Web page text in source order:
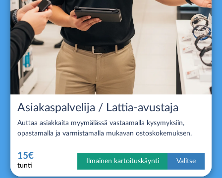
Asiakaspalvelija / Lattia-avustaja
Auttaa asiakkaita myymälässä vastaamalla kysymyksiin,
opastamalla ja varmistamalla mukavan ostoskokemuksen.
15€
tunti
Ilmainen kartoituskäynti Valitse